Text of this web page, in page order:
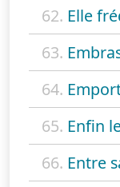
62. Elle
63.
64.
65. Enfin
66. Entre